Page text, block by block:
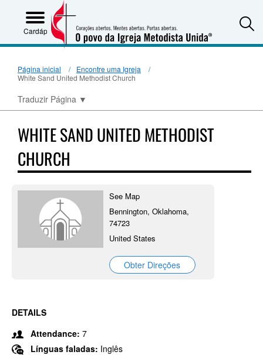
Cardápio
Página inicial
Encontre uma Igreja
White Sand United Methodist Church
Traduzir Página ▼
WHITE SAND UNITED METHODIST
CHURCH
See Map
Bennington, Oklahoma,
74723
United States
Obter Direções
DETAILS
Attendance: 7
Línguas faladas: Inglês